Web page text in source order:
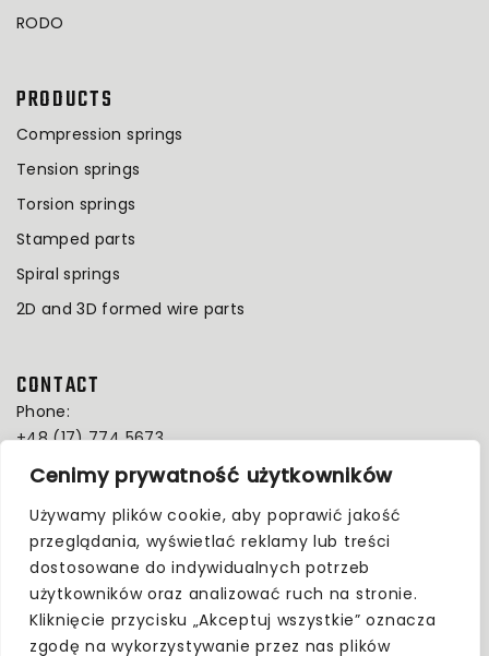
Cenimy prywatność użytkowników
Używamy plików cookie, aby poprawić jakość
przeglądania, wyświetlać reklamy lub treści
dostosowane do indywidualnych potrzeb
użytkowników oraz analizować ruch na stronie.
Kliknięcie przycisku „Akceptuj wszystkie” oznacza
zgodę na wykorzystywanie przez nas plików
RODO
PRODUCTS
Compression springs
Tension springs
Torsion springs
Stamped parts
Spiral springs
2D and 3D formed wire parts
CONTACT
Phone:
+48 (17) 774 5673
E-MAIL:
info@mtlpl.eu
Address:
Al. Kwiatkowskiego 13
39-300 Mielec
Poland